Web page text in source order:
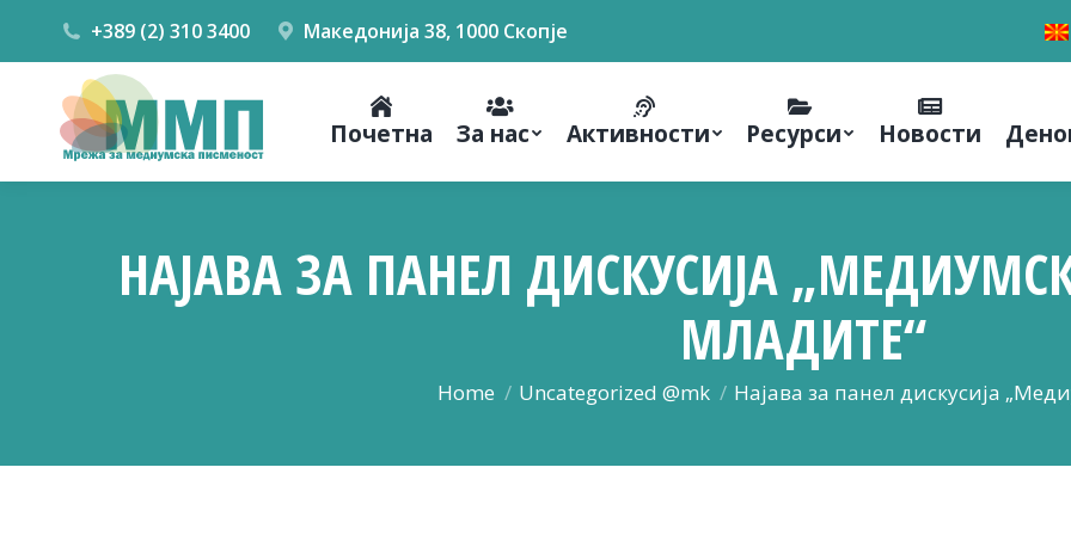
+389 (2) 310 3400 Македонија 38, 1000 Скопје
Почетна За нас Активности Ресурси Новости
НАЈАВА ЗА ПАНЕЛ ДИСКУСИЈА
МЛАДИТЕ“
You are here:
Home Uncategorized @mk Најава за панел дискусија